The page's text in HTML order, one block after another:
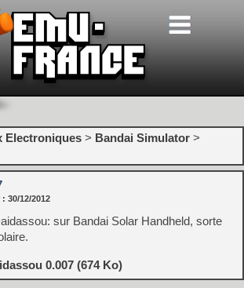
Electroniques > Bandai Simulator >
30/12/2012
sur Bandai Solar Handheld, sorte
0.007 (674 Ko)